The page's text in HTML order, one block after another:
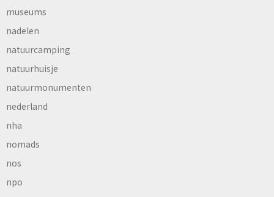
museums
nadelen
natuurcamping
natuurhuisje
natuurmonumenten
nederland
nha
nomads
nos
npo